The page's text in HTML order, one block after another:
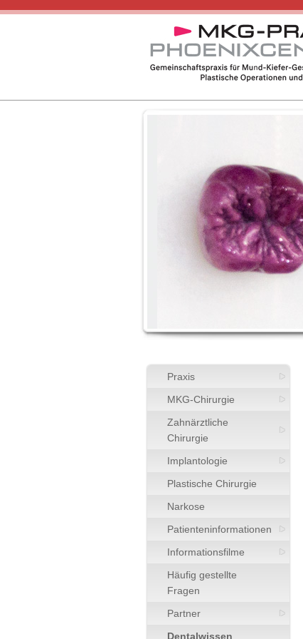
Praxis
MKG-Chirurgie
Zahnärztliche
Chirurgie
Implantologie
Plastische Chirurgie
Narkose
Patienteninformationen
Informationsfilme
Häufig gestellte
Fragen
Partner
Dentalwissen